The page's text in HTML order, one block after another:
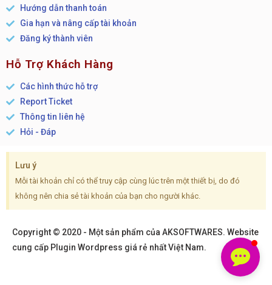
Hướng dẫn thanh toán
Gia hạn và nâng cấp tài khoản
Đăng ký thành viên
Hỗ Trợ Khách Hàng
Các hình thức hỗ trợ
Report Ticket
Thông tin liên hệ
Hỏi - Đáp
Lưu ý
Mỗi tài khoản chỉ có thể truy cập cùng lúc trên một thiết bị, do đó
không nên chia sẻ tài khoản của bạn cho người khác.
Copyright © 2020 - Một sản phẩm của AKSOFTWARES. Website
cung cấp Plugin Wordpress giá rẻ nhất Việt Nam.